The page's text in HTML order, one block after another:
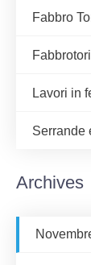
Fabbro
Lavori in
Serrande
Archives